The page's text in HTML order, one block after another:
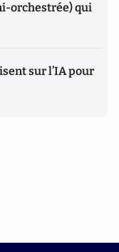
orchestrée) qui
sur l’IA pour